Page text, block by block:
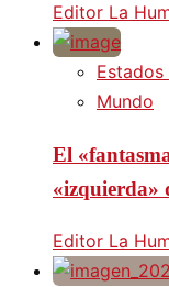
Editor La
Mundo
El
«izquierda»
Editor La